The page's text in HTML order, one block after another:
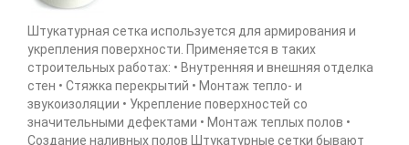
Штукатурная сетка используется для армирования и
укрепления поверхности. Применяется в таких
строительных работах: • Внутренняя и внешняя отделка
стен • Стяжка перекрытий • Монтаж тепло- и
звукоизоляции • Укрепление поверхностей со
значительными дефектами • Монтаж теплых полов •
Создание наливных полов Штукатурные сетки бывают